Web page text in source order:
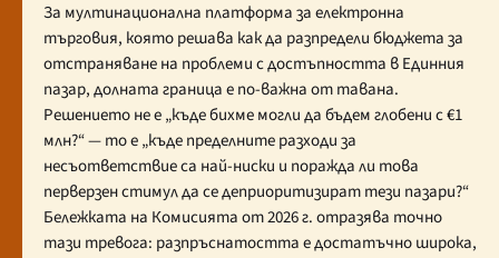
За мултинационална платформа за електронна
търговия, която решава как да разпредели бюджета за
отстраняване на проблеми с достъпността в Единния
пазар, долната граница е по-важна от тавана.
Решението не е „къде бихме могли да бъдем глобени с €1
млн?“ — то е „къде пределните разходи за
несъответствие са най-ниски и поражда ли това
перверзен стимул да се деприоритизират тези пазари?“
Бележката на Комисията от 2026 г. отразява точно
тази тревога: разпръснатостта е достатъчно широка,